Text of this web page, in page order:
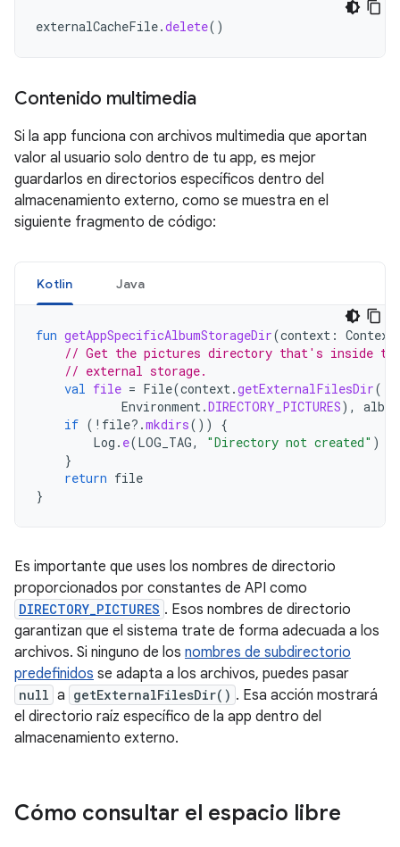
externalCacheFile.delete()
Contenido multimedia
Si la app funciona con archivos multimedia que aportan
valor al usuario solo dentro de tu app, es mejor
guardarlos en directorios específicos dentro del
almacenamiento externo, como se muestra en el
siguiente fragmento de código:
Kotlin Java
fun getAppSpecificAlbumStorageDir(context : Context
// Get the pictures directory that's inside
// external storage.
val file = File(context.getExternalFilesDir(
Environment.DIRECTORY_PICTURES),
if ( ! file?.mkdirs())
{
Log . e(LOG_TAG, "Directory not created" )
}
return file
}
Es importante que uses los nombres de directorio
proporcionados por constantes de API como
DIRECTORY_PICTURES . Esos nombres de directorio
garantizan que el sistema trate de forma adecuada a los
archivos. Si ninguno de los nombres de subdirectorio
predefinidos se adapta a los archivos, puedes pasar
null a getExternalFilesDir() . Esa acción mostrará
el directorio raíz específico de la app dentro del
almacenamiento externo.
Cómo consultar el espacio libre